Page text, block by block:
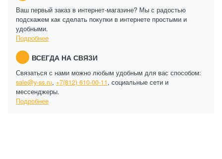
Ваш первый заказ в интернет-магазине? Мы с радостью
подскажем как сделать покупки в интернете простыми и
удобными.
Подробнее
ВСЕГДА НА СВЯЗИ
Связаться с нами можно любым удобным для вас способом:
sale@y-ss.ru, +7(812) 610-00-11, социальные сети и
мессенджеры.
Подробнее